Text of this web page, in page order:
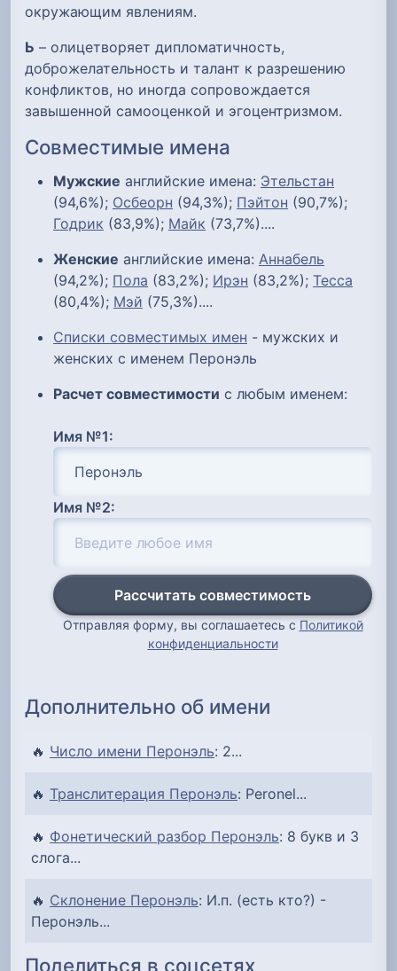
окружающим явлениям.
Ь – олицетворяет дипломатичность,
доброжелательность и талант к разрешению
конфликтов, но иногда сопровождается
завышенной самооценкой и эгоцентризмом.
Совместимые имена
Мужские английские имена: Этельстан
(94,6%); Осбеорн (94,3%); Пэйтон (90,7%);
Годрик (83,9%); Майк (73,7%)....
Женские английские имена: Аннабель
(94,2%); Пола (83,2%); Ирэн (83,2%); Тесса
(80,4%); Мэй (75,3%)....
Списки совместимых имен - мужских и
женских с именем Перонэль
Расчет совместимости с любым именем:
Имя №1:
Имя №2:
Рассчитать совместимость
Отправляя форму, вы соглашаетесь с Политикой
конфиденциальности
Дополнительно об имени
🔥 Число имени Перонэль: 2...
🔥 Транслитерация Перонэль: Peronel...
🔥 Фонетический разбор Перонэль: 8 букв и 3
слога...
🔥 Склонение Перонэль: И.п. (есть кто?) -
Перонэль...
Поделиться в соцсетях